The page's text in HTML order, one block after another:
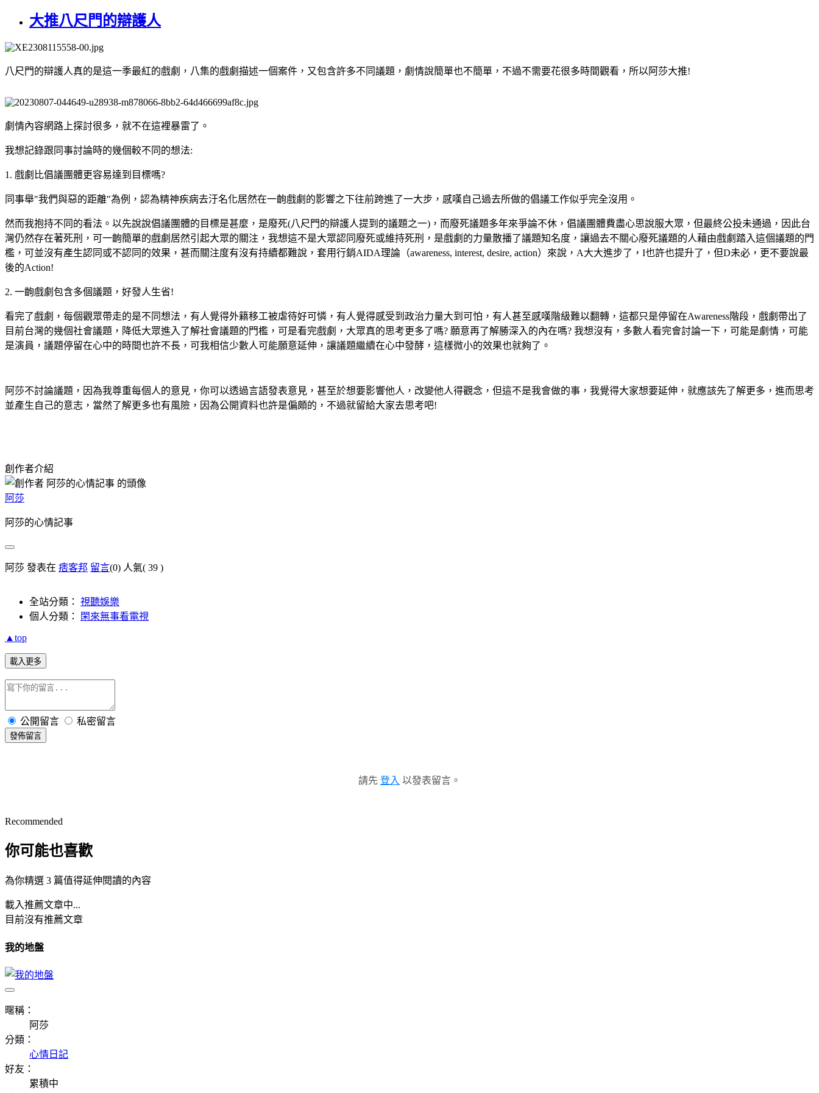
大推八尺門的辯護人
八尺門的辯護人真的是這一季最紅的戲劇，八集的戲劇描述一個案件，又包含許多不同議題，劇情說簡單也不簡單，不過不需要花很多時間觀看，所以阿莎大推!
劇情內容網路上探討很多，就不在這裡暴雷了。
我想記錄跟同事討論時的幾個較不同的想法:
1. 戲劇比倡議團體更容易達到目標嗎?
同事舉"我們與惡的距離"為例，認為精神疾病去汙名化居然在一齣戲劇的影響之下往前跨進了一大步，感嘆自己過去所做的倡議工作似乎完全沒用。
然而我抱持不同的看法。以先說說倡議團體的目標是甚麼，是廢死(八尺門的辯護人提到的議題之一)，而廢死議題多年來爭論不休，倡議團體費盡心思說服大眾，但最終公投未通過，因此台
灣仍然存在著死刑，可一齣簡單的戲劇居然引起大眾的關注，我想這不是大眾認同廢死或維持死刑，是戲劇的力量散播了議題知名度，讓過去不關心廢死議題的人藉由戲劇踏入這個議題的門
檻，可並沒有產生認同或不認同的效果，甚而關注度有沒有持續都難說，套用行銷AIDA理論（awareness, interest, desire, action）來說，A大大進步了，I也許也提升了，但D未必，更不要說最
後的Action!
2. 一齣戲劇包含多個議題，好發人生省!
看完了戲劇，每個觀眾帶走的是不同想法，有人覺得外籍移工被虐待好可憐，有人覺得感受到政治力量大到可怕，有人甚至感嘆階級難以翻轉，這都只是停留在Awareness階段，戲劇帶出了
目前台灣的幾個社會議題，降低大眾進入了解社會議題的門檻，可是看完戲劇，大眾真的思考更多了嗎? 願意再了解勝深入的內在嗎? 我想沒有，多數人看完會討論一下，可能是劇情，可能
是演員，議題停留在心中的時間也許不長，可我相信少數人可能願意延伸，讓議題繼續在心中發酵，這樣微小的效果也就夠了。
阿莎不討論議題，因為我尊重每個人的意見，你可以透過言語發表意見，甚至於想要影響他人，改變他人得觀念，但這不是我會做的事，我覺得大家想要延伸，就應該先了解更多，進而思考
並產生自己的意志，當然了解更多也有風險，因為公開資料也許是偏頗的，不過就留給大家去思考吧!
創作者介紹
阿莎
阿莎的心情記事
阿莎 發表在 痞客邦 留言(0) 人氣( 39 )
全站分類： 視聽娛樂
個人分類：
閑來無事看電視
▲top
載入更多
公開留言 私密留言
發佈留言
請先 登入 以發表留言。
Recommended
你可能也喜歡
為你精選 3 篇值得延伸閱讀的內容
載入推薦文章中...
目前沒有推薦文章
我的地盤
暱稱：
阿莎
分類：
心情日記
好友：
累積中